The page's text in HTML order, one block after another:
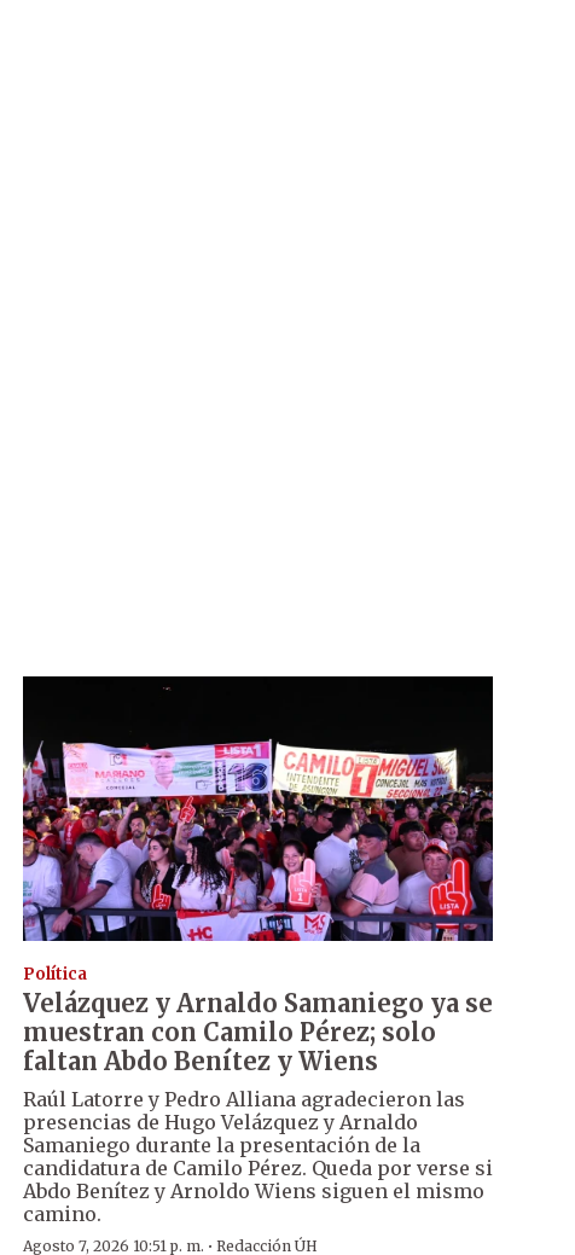
Política
Velázquez y Arnaldo Samaniego ya se
muestran con Camilo Pérez; solo
faltan Abdo Benítez y Wiens
Raúl Latorre y Pedro Alliana agradecieron las
presencias de Hugo Velázquez y Arnaldo
Samaniego durante la presentación de la
candidatura de Camilo Pérez. Queda por verse si
Abdo Benítez y Arnoldo Wiens siguen el mismo
camino.
Agosto 7, 2026 10:51 p. m. · Redacción ÚH